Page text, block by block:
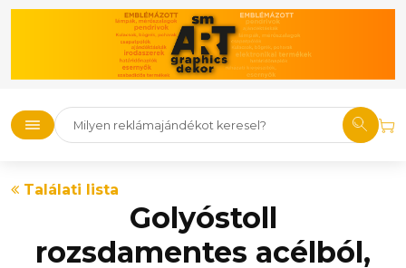
Találati lista
Golyóstoll
rozsdamentes acélból,